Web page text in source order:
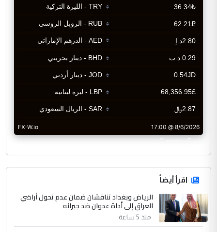
CurrencyRate
اقرأ أيضاً
الرياض وبغداد تناقشان ضمان عدم تحول أراضي
العراق إلى أداة عدوان ضد جيرانه
منذ 5 ساعة